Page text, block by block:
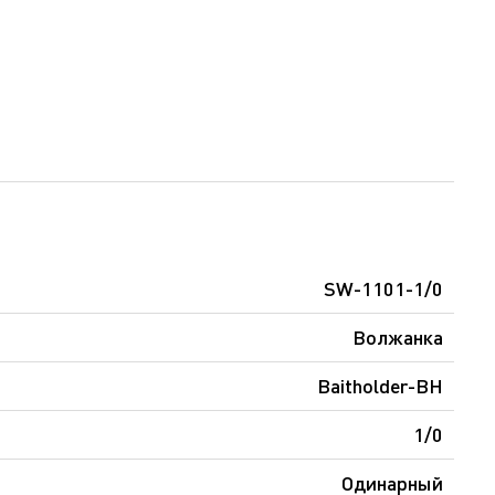
SW-1101-1/0
Волжанка
Baitholder-BH
1/0
Одинарный